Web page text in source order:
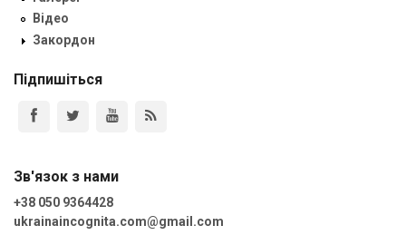
Відео
Закордон
Підпишіться
Зв'язок з нами
+38 050 9364428
ukrainaincognita.com@gmail.com